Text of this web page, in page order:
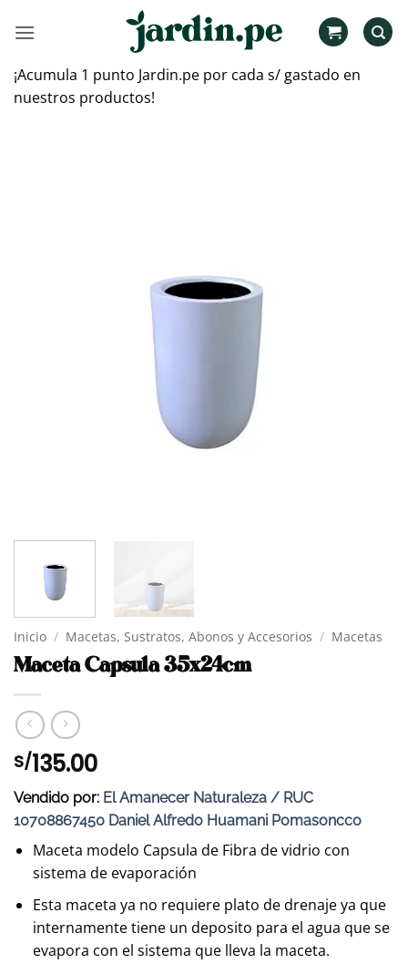
¡Acumula 1 punto Jardin.pe por cada s/ gastado en
nuestros productos!
Inicio / Macetas, Sustratos, Abonos y Accesorios / Macetas
Maceta Capsula 35x24cm
S/135.00
Vendido por: El Amanecer Naturaleza / RUC
10708867450 Daniel Alfredo Huamani Pomasoncco
Maceta modelo Capsula de Fibra de vidrio con
sistema de evaporación
Esta maceta ya no requiere plato de drenaje ya que
internamente tiene un deposito para el agua que se
evapora con el sistema que lleva la maceta.